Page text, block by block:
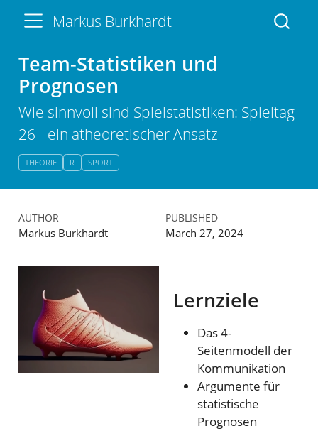
Markus Burkhardt
Team-Statistiken und
Prognosen
Wie sinnvoll sind Spielstatistiken: Spieltag
26 - ein atheoretischer Ansatz
THEORIE R SPORT
AUTHOR
Markus Burkhardt
PUBLISHED
March 27, 2024
Lernziele
Das 4-
Seitenmodell der
Kommunikation
Argumente für
statistische
Prognosen